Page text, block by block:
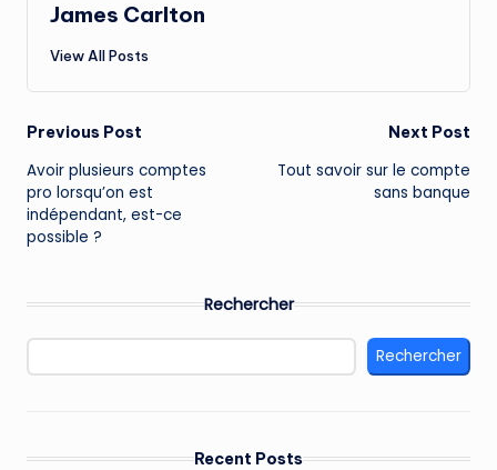
James Carlton
View All Posts
Post
navigation
Previous Post
Avoir plusieurs comptes
pro lorsqu’on est
indépendant, est-ce
possible ?
Next Post
Tout savoir sur le compte
sans banque
Rechercher
Rechercher
Recent Posts